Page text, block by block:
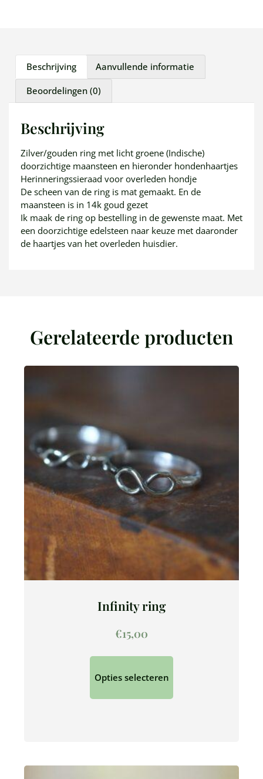
Beschrijving Aanvullende informatie
Beoordelingen (0)
Beschrijving
Zilver/gouden ring met licht groene (Indische)
doorzichtige maansteen en hieronder hondenhaartjes
Herinneringssieraad voor overleden hondje
De scheen van de ring is mat gemaakt. En de
maansteen is in 14k goud gezet
Ik maak de ring op bestelling in de gewenste maat. Met
een doorzichtige edelsteen naar keuze met daaronder
de haartjes van het overleden huisdier.
Gerelateerde producten
Infinity ring
€15,00
Opties selecteren